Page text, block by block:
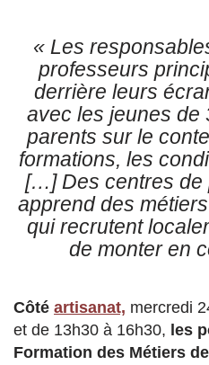
« Les
professeurs
derrière leurs
avec les jeunes de
parents sur le
formations, les
[…] Des centres de
apprend des
qui recrutent
de monter en
Côté artisanat, mercredi
et de 13h30 à 16h30, les
Formation des Métiers